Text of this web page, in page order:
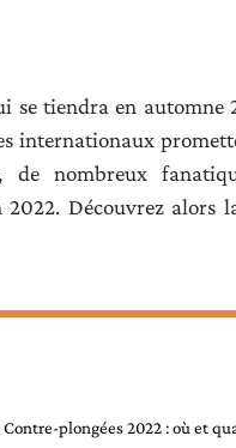
se tiendra en automne
internationaux
de nombreux
Découvrez alors
Contre-plongées 2022 : où et